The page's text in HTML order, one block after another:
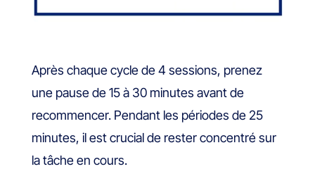
Après chaque cycle de 4 sessions, prenez
une pause de 15 à 30 minutes avant de
recommencer. Pendant les périodes de 25
minutes, il est crucial de rester concentré sur
la tâche en cours.